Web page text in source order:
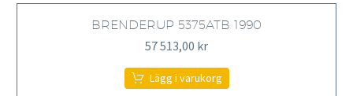
BRENDERUP 5375ATB 1990
57 513,00 kr
Lägg i varukorg